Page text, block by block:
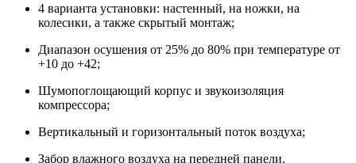
4 варианта установки: настенный, на ножки, на
колесики, а также скрытый монтаж;
Диапазон осушения от 25% до 80% при температуре от
+10 до +42;
Шумопоглощающий корпус и звукоизоляция
компрессора;
Вертикальный и горизонтальный поток воздуха;
Забор влажного воздуха на передней панели.